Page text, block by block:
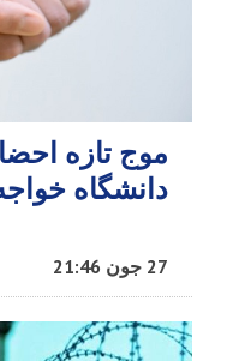
موج تازه
دانشگاه
27 جون 21:46